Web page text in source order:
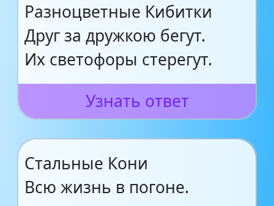
Разноцветные Кибитки
Друг за дружкою бегут.
Их светофоры стерегут.
Узнать ответ
Стальные Кони
Всю жизнь в погоне.